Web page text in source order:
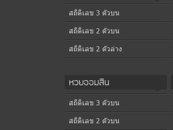
สถิติเลข 3 ตัวบน
สถิติเลข 2 ตัวบน
สถิติเลข 2 ตัวล่าง
หวยออมสิน
สถิติเลข 3 ตัวบน
สถิติเลข 2 ตัวบน